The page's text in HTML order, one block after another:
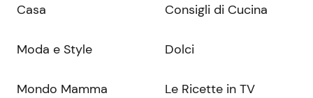
Casa
Moda e Style
Mondo Mamma
Consigli di Cucina
Dolci
Le Ricette in TV